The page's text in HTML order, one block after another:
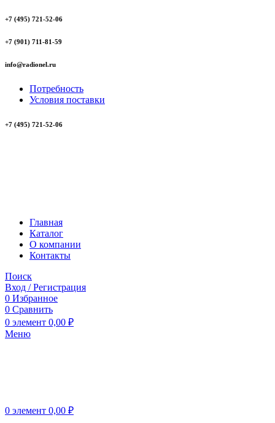
+7 (495) 721-52-06
+7 (901) 711-81-59
info@radionel.ru
Потребность
Условия поставки
+7 (495) 721-52-06
Главная
Каталог
О компании
Контакты
Поиск
Вход / Регистрация
0 Избранное
0 Сравнить
0 элемент 0,00 ₽
Меню
0 элемент 0,00 ₽